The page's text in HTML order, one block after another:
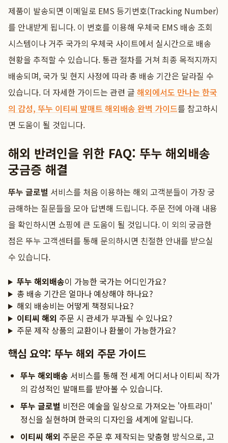
제품이 발송되면 이메일로 EMS 등기번호(Tracking Number)
를 안내받게 됩니다. 이 번호를 이용해 우체국 EMS 배송 조회
시스템이나 거주 국가의 우체국 사이트에서 실시간으로 배송
현황을 추적할 수 있습니다. 통관 절차를 거쳐 최종 목적지까지
배송되며, 국가 및 현지 사정에 따라 총 배송 기간은 달라질 수
있습니다. 더 자세한 가이드는 관련 글 해외에서도 만나는 한국
의 감성, 뚜누 이티씨 발매트 해외배송 완벽 가이드를 참고하시
면 도움이 될 것입니다.
해외 반려인을 위한 FAQ: 뚜누 해외배송
궁금증 해결
뚜누 글로벌 서비스를 처음 이용하는 해외 고객분들이 가장 궁
금해하는 질문들을 모아 답변해 드립니다. 주문 전에 아래 내용
을 확인하시면 쇼핑에 큰 도움이 될 것입니다. 이 외의 궁금한
점은 뚜누 고객센터를 통해 문의하시면 친절한 안내를 받으실
수 있습니다.
뚜누 해외배송이 가능한 국가는 어디인가요?
총 배송 기간은 얼마나 예상해야 하나요?
해외 배송비는 어떻게 책정되나요?
이티씨 해외 주문 시 관세가 부과될 수 있나요?
주문 제작 상품의 교환이나 환불이 가능한가요?
핵심 요약: 뚜누 해외 주문 가이드
뚜누 해외배송 서비스를 통해 전 세계 어디서나 이티씨 작가
의 감성적인 발매트를 받아볼 수 있습니다.
뚜누 글로벌 비전은 예술을 일상으로 가져오는 '아트라미'
정신을 실현하며 한국의 디자인을 세계에 알립니다.
이티씨 해외 주문은 주문 후 제작되는 맞춤형 방식으로, 고